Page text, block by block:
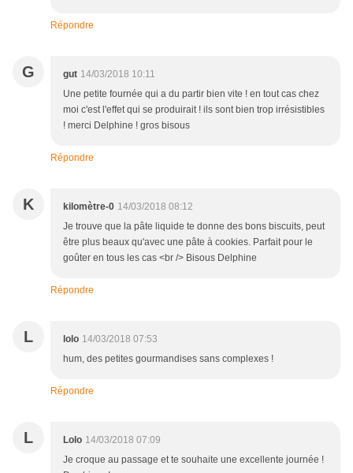
Répondre
G gut 14/03/2018 10:11
Une petite fournée qui a du partir bien vite ! en tout cas chez
moi c'est l'effet qui se produirait ! ils sont bien trop irrésistibles
! merci Delphine ! gros bisous
Répondre
K kilomètre-0 14/03/2018 08:12
Je trouve que la pâte liquide te donne des bons biscuits, peut
être plus beaux qu'avec une pâte à cookies. Parfait pour le
goûter en tous les cas <br /> Bisous Delphine
Répondre
L lolo 14/03/2018 07:53
hum, des petites gourmandises sans complexes !
Répondre
L Lolo 14/03/2018 07:09
Je croque au passage et te souhaite une excellente journée !